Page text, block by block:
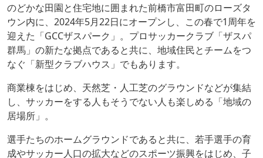
のどかな田園と住宅地に囲まれた前橋市富田町のローズタ
ウン内に、2024年5月22日にオープンし、この春で1周年を
迎えた「GCCザスパーク」。プロサッカークラブ「ザスパ
群馬」の新たな拠点であると共に、地域住民とチームをつ
なぐ「新型クラブハウス」でもあります。
商業棟をはじめ、天然芝・人工芝のグラウンドなどが集結
し、サッカーをする人もそうでない人も楽しめる「地域の
居場所」。
選手たちのホームグラウンドであると共に、若手選手の育
成やサッカー人口の拡大などのスポーツ振興をはじめ、子